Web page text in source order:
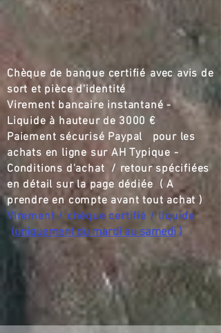
Chèque de banque certifié,,avec avis de
sort et pièce d'identité
Virement bancaire instantané -
Liquide à hauteur de 3000 €
Paiement sécurisé Paypal pour les
achats en ligne sur AH Typique -
Conditions d'achat / retour spécifiées
en détail sur la page dédiée ( A
prendre en compte avant tout achat )
Virement / chèque certifié / liquide
(uniquement du mardi au samedi )